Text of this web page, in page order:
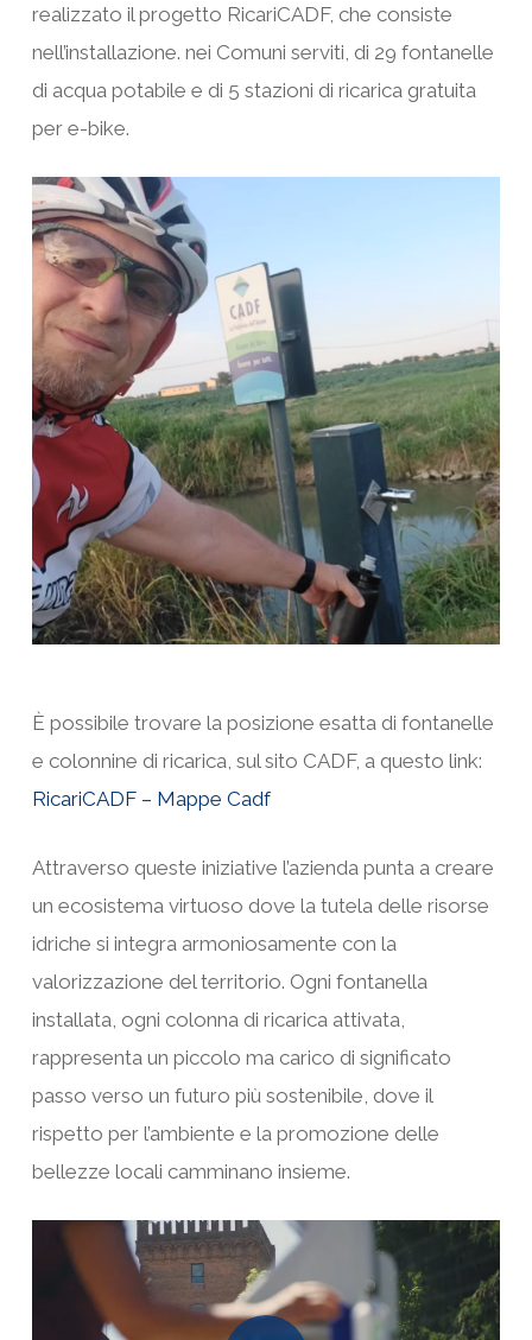
realizzato il progetto RicariCADF, che consiste
nell’installazione. nei Comuni serviti, di 29 fontanelle
di acqua potabile e di 5 stazioni di ricarica gratuita
per e-bike.
È possibile trovare la posizione esatta di fontanelle
e colonnine di ricarica, sul sito CADF, a questo link:
RicariCADF – Mappe Cadf
Attraverso queste iniziative l’azienda punta a creare
un ecosistema virtuoso dove la tutela delle risorse
idriche si integra armoniosamente con la
valorizzazione del territorio. Ogni fontanella
installata, ogni colonna di ricarica attivata,
rappresenta un piccolo ma carico di significato
passo verso un futuro più sostenibile, dove il
rispetto per l’ambiente e la promozione delle
bellezze locali camminano insieme.
Play Video
Play Video